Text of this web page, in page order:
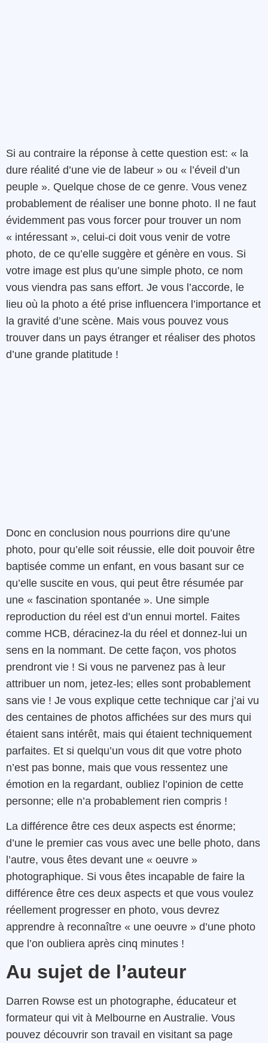
Si au contraire la réponse à cette question est: « la
dure réalité d’une vie de labeur » ou « l’éveil d’un
peuple ». Quelque chose de ce genre. Vous venez
probablement de réaliser une bonne photo. Il ne faut
évidemment pas vous forcer pour trouver un nom
« intéressant », celui-ci doit vous venir de votre
photo, de ce qu’elle suggère et génère en vous. Si
votre image est plus qu’une simple photo, ce nom
vous viendra pas sans effort. Je vous l’accorde, le
lieu où la photo a été prise influencera l’importance et
la gravité d’une scène. Mais vous pouvez vous
trouver dans un pays étranger et réaliser des photos
d’une grande platitude !
Donc en conclusion nous pourrions dire qu’une
photo, pour qu’elle soit réussie, elle doit pouvoir être
baptisée comme un enfant, en vous basant sur ce
qu’elle suscite en vous, qui peut être résumée par
une « fascination spontanée ». Une simple
reproduction du réel est d’un ennui mortel. Faites
comme HCB, déracinez-la du réel et donnez-lui un
sens en la nommant. De cette façon, vos photos
prendront vie ! Si vous ne parvenez pas à leur
attribuer un nom, jetez-les; elles sont probablement
sans vie ! Je vous explique cette technique car j’ai vu
des centaines de photos affichées sur des murs qui
étaient sans intérêt, mais qui étaient techniquement
parfaites. Et si quelqu’un vous dit que votre photo
n’est pas bonne, mais que vous ressentez une
émotion en la regardant, oubliez l’opinion de cette
personne; elle n’a probablement rien compris !
La différence être ces deux aspects est énorme;
d’une le premier cas vous avec une belle photo, dans
l’autre, vous êtes devant une « oeuvre »
photographique. Si vous êtes incapable de faire la
différence être ces deux aspects et que vous voulez
réellement progresser en photo, vous devrez
apprendre à reconnaître « une oeuvre » d’une photo
que l’on oubliera après cinq minutes !
Au sujet de l’auteur
Darren Rowse est un photographe, éducateur et
formateur qui vit à Melbourne en Australie. Vous
pouvez découvrir son travail en visitant sa page